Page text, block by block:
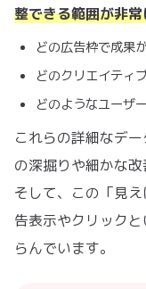
整できる範囲が非
どの広告枠で成果
どのクリエイティ
どのようなユーザ
これらの詳細なデ
の深掘りや細かな改
そして、この「見
告表示やクリック
らんでいます。